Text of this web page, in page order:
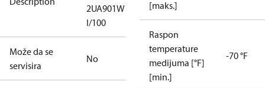
2UA901W
I/100
Može da se
servisira
No
[maks.]
Raspon
temperature
medijuma [°F]
[min.]
-70 °F